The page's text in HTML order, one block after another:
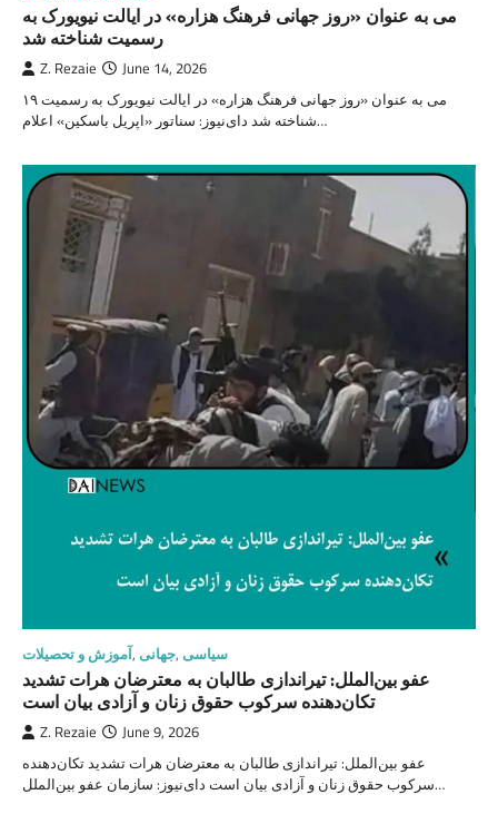
می به عنوان «روز جهانی فرهنگ هزاره» در ایالت نیویورک به
رسمیت شناخته شد
Z. Rezaie June 14, 2026
۱۹ می به عنوان «روز جهانی فرهنگ هزاره» در ایالت نیویورک به رسمیت
شناخته شد دای‌نیوز: سناتور «اپریل باسکین» اعلام…
آموزش و تحصیلات, جهانی, سیاسی
عفو بین‌الملل: تیراندازی طالبان به معترضان هرات تشدید
تکان‌دهنده سرکوب حقوق زنان و آزادی بیان است
Z. Rezaie June 9, 2026
عفو بین‌الملل: تیراندازی طالبان به معترضان هرات تشدید تکان‌دهنده
سرکوب حقوق زنان و آزادی بیان است دای‌نیوز: سازمان عفو بین‌الملل…